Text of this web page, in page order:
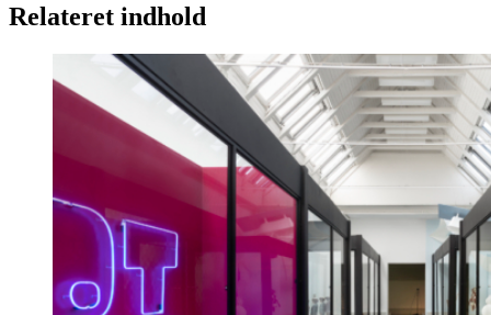
Relateret indhold